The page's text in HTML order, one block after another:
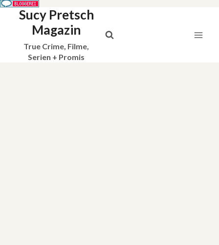
Sucy Pretsch
Magazin
True Crime, Filme,
Serien + Promis